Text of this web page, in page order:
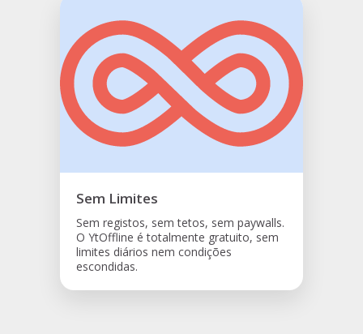
Sem Limites
Sem registos, sem tetos, sem paywalls.
O YtOffline é totalmente gratuito, sem
limites diários nem condições
escondidas.